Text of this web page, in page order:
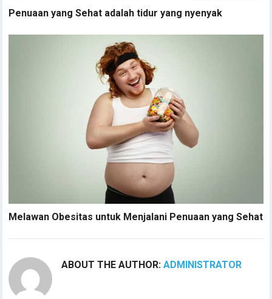
Penuaan yang Sehat adalah tidur yang nyenyak
Melawan Obesitas untuk Menjalani Penuaan yang Sehat
ABOUT THE AUTHOR:ADMINISTRATOR